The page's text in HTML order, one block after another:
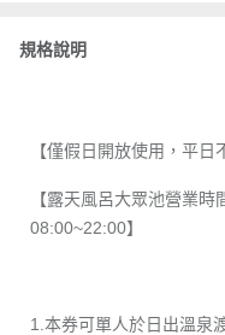
規格說明
【僅假日開放使用，平日
【露天風呂大眾池營業時
08:00~22:00】
1.本券可單人於日出溫泉